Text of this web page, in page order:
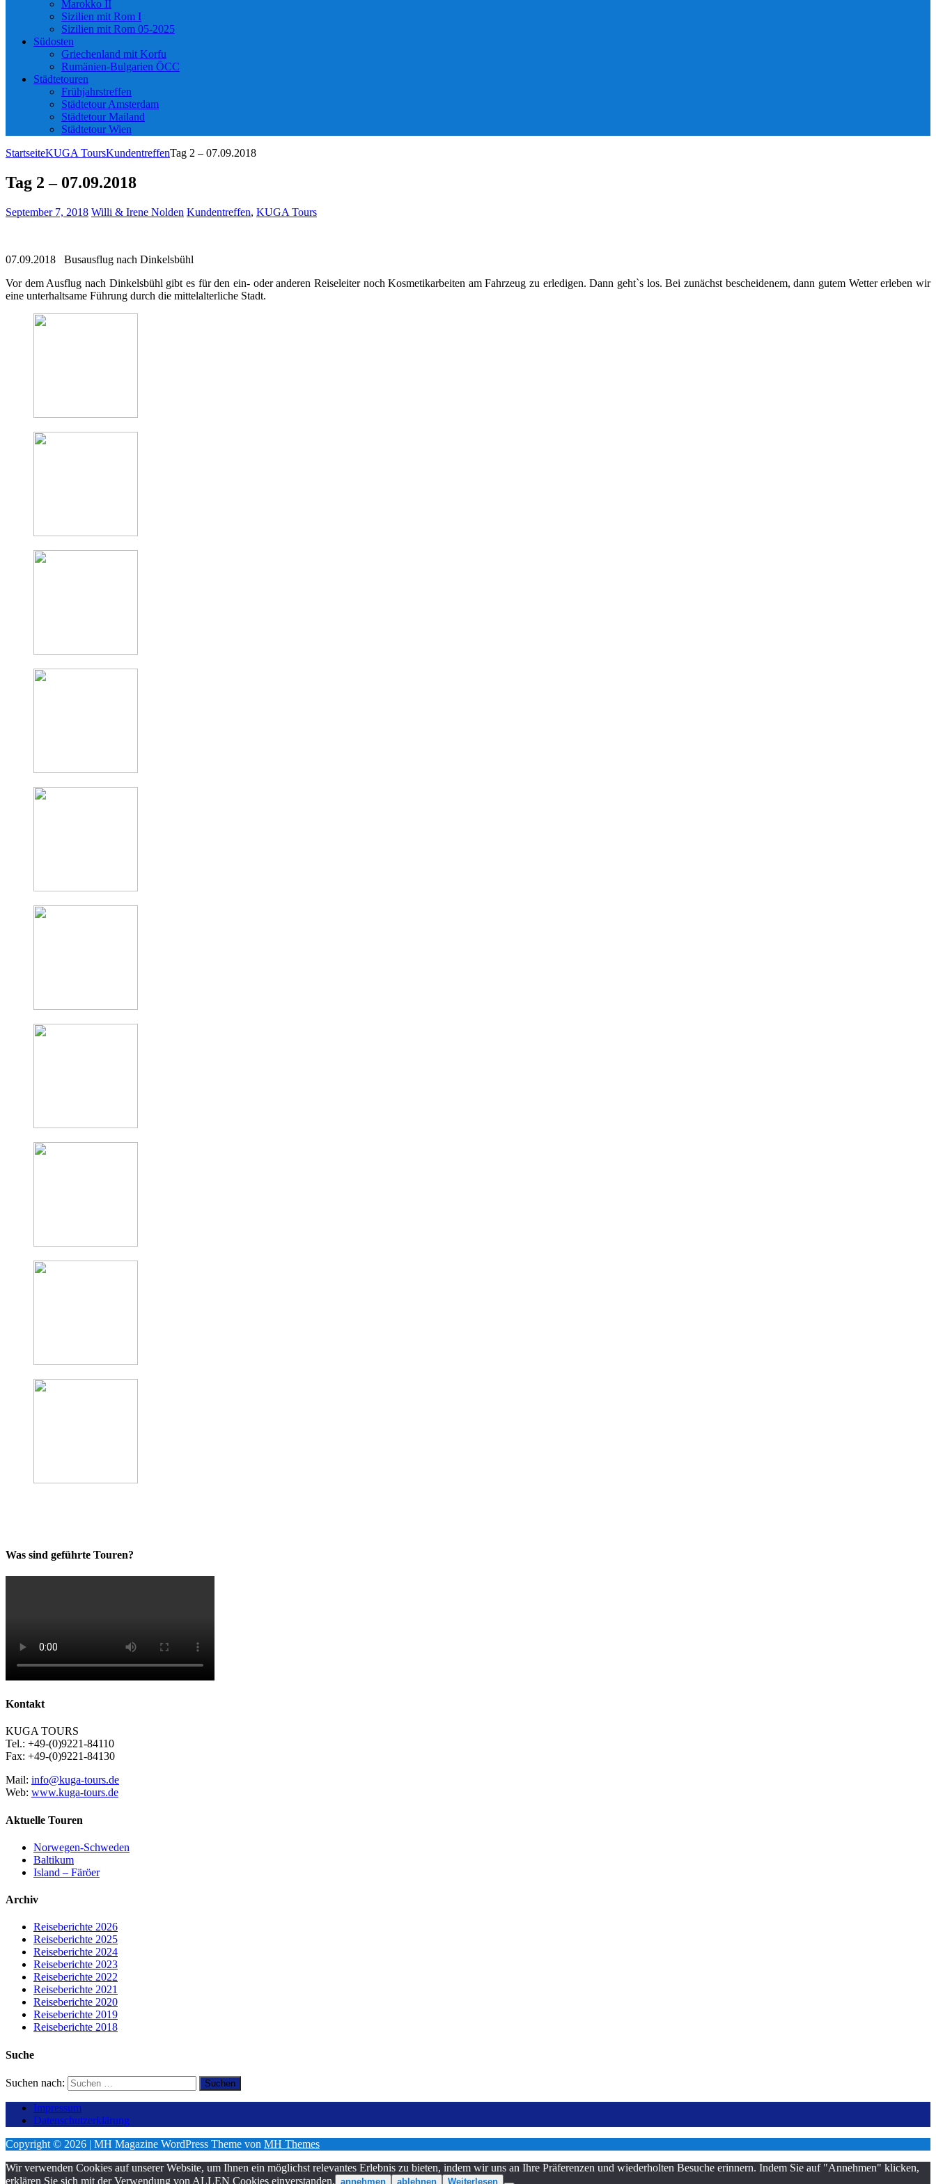
Marokko II
Sizilien mit Rom I
Sizilien mit Rom 05-2025
Südosten
Griechenland mit Korfu
Rumänien-Bulgarien ÖCC
Städtetouren
Frühjahrstreffen
Städtetour Amsterdam
Städtetour Mailand
Städtetour Wien
StartseiteKUGA ToursKundentreffenTag 2 – 07.09.2018
Tag 2 – 07.09.2018
September 7, 2018 Willi & Irene Nolden Kundentreffen, KUGA Tours
07.09.2018 Busausflug nach Dinkelsbühl
Vor dem Ausflug nach Dinkelsbühl gibt es für den ein- oder anderen Reiseleiter noch Kosmetikarbeiten am Fahrzeug zu erledigen. Dann geht`s los. Bei zunächst bescheidenem, dann gutem Wetter erleben wir
eine unterhaltsame Führung durch die mittelalterliche Stadt.
Was sind geführte Touren?
Kontakt
KUGA TOURS
Tel.: +49-(0)9221-84110
Fax: +49-(0)9221-84130
Mail: info@kuga-tours.de
Web: www.kuga-tours.de
Aktuelle Touren
Norwegen-Schweden
Baltikum
Island – Färöer
Archiv
Reiseberichte 2026
Reiseberichte 2025
Reiseberichte 2024
Reiseberichte 2023
Reiseberichte 2022
Reiseberichte 2021
Reiseberichte 2020
Reiseberichte 2019
Reiseberichte 2018
Suche
Suchen nach:
Impressum
Datenschutzerklärung
Copyright © 2026 | MH Magazine WordPress Theme von MH Themes
Wir verwenden Cookies auf unserer Website, um Ihnen ein möglichst relevantes Erlebnis zu bieten, indem wir uns an Ihre Präferenzen und wiederholten Besuche erinnern. Indem Sie auf "Annehmen" klicken,
erklären Sie sich mit der Verwendung von ALLEN Cookies einverstanden. annehmen ablehnen Weiterlesen